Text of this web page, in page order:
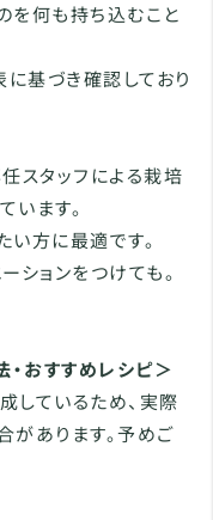
を何も持ち込むこと
基づき確認しており
スタッフによる栽培
います。
方に最適です。
ションをつけても。
おすすめレシピ＞
しているため、実際
があります。予めご